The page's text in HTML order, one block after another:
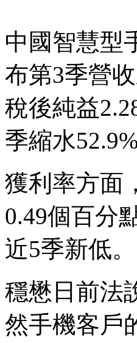
中國智慧型
布第3季營
稅後純益
季縮水
獲利率方面
0.49個百分
近5季新低。
穩懋日前法
然手機客戶